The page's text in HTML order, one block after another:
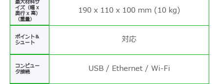
最大材料サ
イズ（幅 x
奥行 x 高）
（重量）
190 x 110 x 100 mm (10 kg)
ポイント＆
シュート
対応
コンピュー
タ接続
USB / Ethernet / Wi-Fi